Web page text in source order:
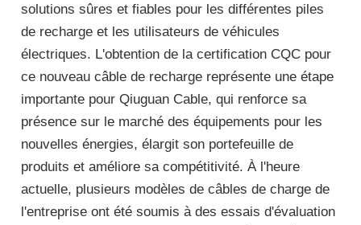
solutions sûres et fiables pour les différentes piles
de recharge et les utilisateurs de véhicules
électriques. L'obtention de la certification CQC pour
ce nouveau câble de recharge représente une étape
importante pour Qiuguan Cable, qui renforce sa
présence sur le marché des équipements pour les
nouvelles énergies, élargit son portefeuille de
produits et améliore sa compétitivité. À l'heure
actuelle, plusieurs modèles de câbles de charge de
l'entreprise ont été soumis à des essais d'évaluation